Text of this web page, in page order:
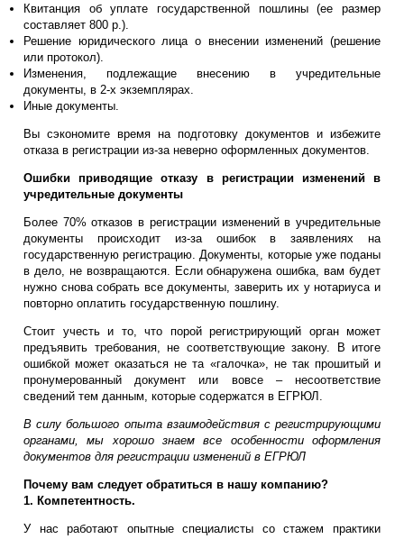
Квитанция об уплате государственной пошлины (ее размер
составляет 800 р.).
Решение юридического лица о внесении изменений (решение
или протокол).
Изменения, подлежащие внесению в учредительные
документы, в 2-х экземплярах.
Иные документы.
Вы сэкономите время на подготовку документов и избежите
отказа в регистрации из-за неверно оформленных документов.
Ошибки приводящие отказу в регистрации изменений в
учредительные документы
Более 70% отказов в регистрации изменений в учредительные
документы происходит из-за ошибок в заявлениях на
государственную регистрацию. Документы, которые уже поданы
в дело, не возвращаются. Если обнаружена ошибка, вам будет
нужно снова собрать все документы, заверить их у нотариуса и
повторно оплатить государственную пошлину.
Стоит учесть и то, что порой регистрирующий орган может
предъявить требования, не соответствующие закону. В итоге
ошибкой может оказаться не та «галочка», не так прошитый и
пронумерованный документ или вовсе – несоответствие
сведений тем данным, которые содержатся в ЕГРЮЛ.
В силу большого опыта взаимодействия с регистрирующими
органами, мы хорошо знаем все особенности оформления
документов для регистрации изменений в ЕГРЮЛ
Почему вам следует обратиться в нашу компанию?
1. Компетентность.
У нас работают опытные специалисты со стажем практики